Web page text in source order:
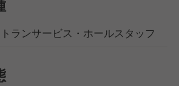
してるので、主体性のある方を歓
を多数揃えております。
ランサービス・ホールスタッフ